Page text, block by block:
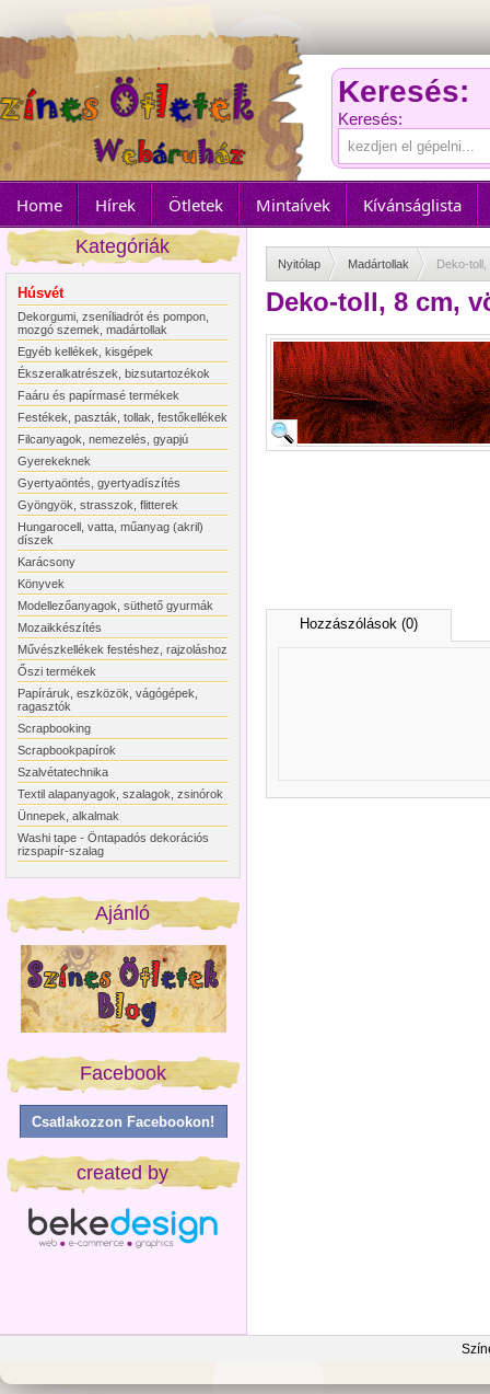
Keresés:
Keresés:
Home Hírek Ötletek Mintaívek
Kívánságlista
Kategóriák
Húsvét
Dekorgumi, zseníliadrót és pompon,
mozgó szemek, madártollak
Egyéb kellékek, kisgépek
Ékszeralkatrészek, bizsutartozékok
Faáru és papírmasé termékek
Festékek, paszták, tollak, festőkellékek
Filcanyagok, nemezelés, gyapjú
Gyerekeknek
Gyertyaöntés, gyertyadíszítés
Gyöngyök, strasszok, flitterek
Hungarocell, vatta, műanyag (akril)
díszek
Karácsony
Könyvek
Modellezőanyagok, süthető gyurmák
Mozaikkészítés
Művészkellékek festéshez, rajzoláshoz
Őszi termékek
Papíráruk, eszközök, vágógépek,
ragasztók
Scrapbooking
Scrapbookpapírok
Szalvétatechnika
Textil alapanyagok, szalagok, zsinórok
Ünnepek, alkalmak
Washi tape - Öntapadós dekorációs
rizspapír-szalag
Ajánló
Facebook
Csatlakozzon Facebookon!
created by
Nyitólap Madártollak Deko-
Deko-toll, 8 cm,
Hozzászólások (0)